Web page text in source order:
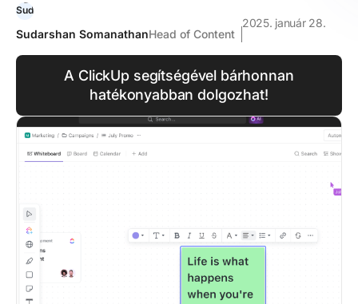
Sudarshan SomanathanHead of Content
2025. január 28.
A ClickUp segítségével bárhonnan
hatékonyabban dolgozhat!